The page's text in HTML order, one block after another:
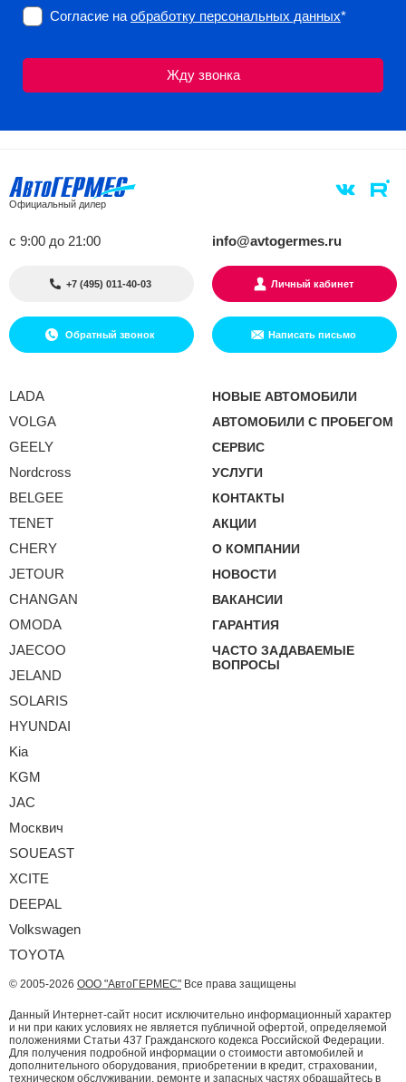
Согласие на обработку персональных данных*
Официальный дилер
с 9:00 до 21:00 info@avtogermes.ru
+7 (495) 011-40-03 Личный кабинет
Обратный звонок Написать письмо
LADA
VOLGA
GEELY
Nordcross
BELGEE
TENET
CHERY
JETOUR
CHANGAN
OMODA
JAECOO
JELAND
SOLARIS
HYUNDAI
Kia
KGM
JAC
Москвич
SOUEAST
XCITE
DEEPAL
Volkswagen
TOYOTA
НОВЫЕ АВТОМОБИЛИ
АВТОМОБИЛИ С ПРОБЕГОМ
СЕРВИС
УСЛУГИ
КОНТАКТЫ
АКЦИИ
О КОМПАНИИ
НОВОСТИ
ВАКАНСИИ
ГАРАНТИЯ
ЧАСТО ЗАДАВАЕМЫЕ
ВОПРОСЫ
© 2005-2026 ООО "АвтоГЕРМЕС" Все права защищены
Данный Интернет-сайт носит исключительно информационный характер
и ни при каких условиях не является публичной офертой, определяемой
положениями Статьи 437 Гражданского кодекса Российской Федерации.
Для получения подробной информации о стоимости автомобилей и
дополнительного оборудования, приобретении в кредит, страховании,
техническом обслуживании, ремонте и запасных частях обращайтесь в